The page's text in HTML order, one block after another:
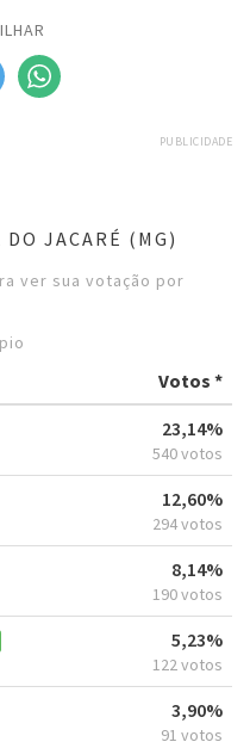
PUBLICIDADE
DO JACARÉ (MG)
ver sua votação por
Votos *
23,14%
540 votos
12,60%
294 votos
8,14%
190 votos
5,23%
122 votos
3,90%
91 votos